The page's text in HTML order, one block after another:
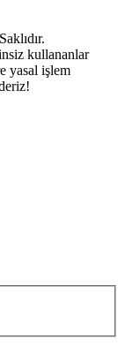
kullananlar
yasal işlem